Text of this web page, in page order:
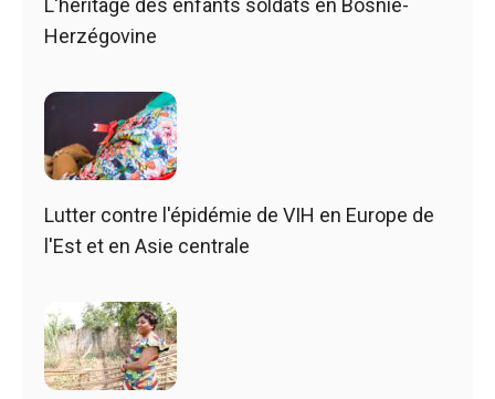
L'héritage des enfants soldats en Bosnie-
Herzégovine
Lutter contre l'épidémie de VIH en Europe de
l'Est et en Asie centrale